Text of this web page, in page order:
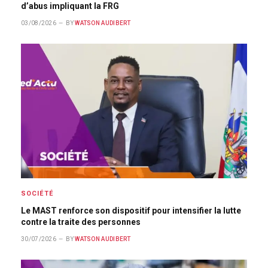
d’abus impliquant la FRG
03/08/2026 BY WATSON AUDIBERT
SOCIÉTÉ
Le MAST renforce son dispositif pour intensifier la lutte
contre la traite des personnes
30/07/2026 BY WATSON AUDIBERT